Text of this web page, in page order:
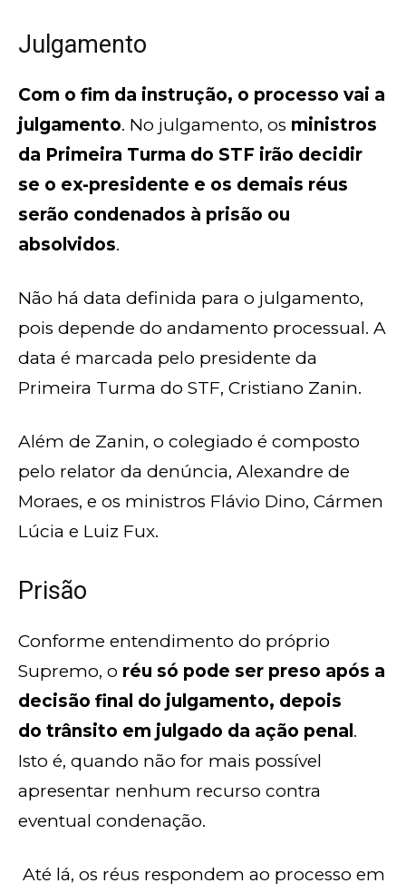
Julgamento
Com o fim da instrução, o processo vai a
julgamento. No julgamento, os ministros
da Primeira Turma do STF irão decidir
se o ex-presidente e os demais réus
serão condenados à prisão ou
absolvidos.
Não há data definida para o julgamento,
pois depende do andamento processual. A
data é marcada pelo presidente da
Primeira Turma do STF, Cristiano Zanin.
Além de Zanin, o colegiado é composto
pelo relator da denúncia, Alexandre de
Moraes, e os ministros Flávio Dino, Cármen
Lúcia e Luiz Fux.
Prisão
Conforme entendimento do próprio
Supremo, o réu só pode ser preso após a
decisão final do julgamento, depois
do trânsito em julgado da ação penal .
Isto é, quando não for mais possível
apresentar nenhum recurso contra
eventual condenação.
Até lá, os réus respondem ao processo em